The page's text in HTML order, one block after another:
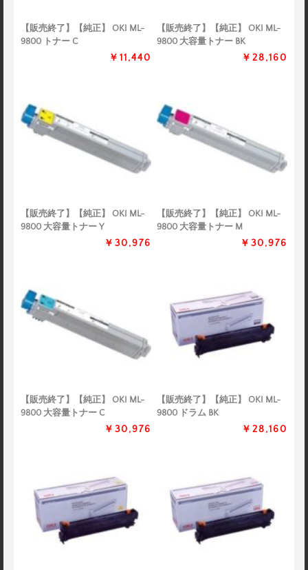
【販売終了】【純正】 OKI ML-
9800 トナー C
￥11,440
【販売終了】【純正】 OKI ML-
9800 大容量トナー BK
￥28,160
【販売終了】【純正】 OKI ML-
9800 大容量トナー Y
￥30,976
【販売終了】【純正】 OKI ML-
9800 大容量トナー M
￥30,976
【販売終了】【純正】 OKI ML-
9800 大容量トナー C
￥30,976
【販売終了】【純正】 OKI ML-
9800 ドラム BK
￥28,160